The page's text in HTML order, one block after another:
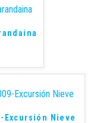
Excursión Nieve